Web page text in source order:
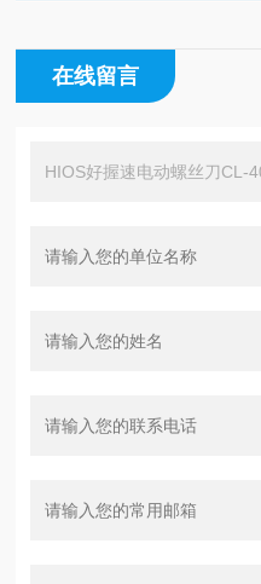
在线留言